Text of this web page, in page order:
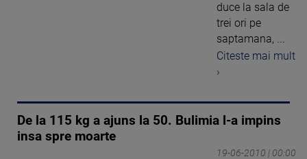
duce la sala de
trei ori pe
saptamana, ...
Citeste mai mult
›
De la 115 kg a ajuns la 50. Bulimia l-a impins
insa spre moarte
19-06-2010 | 00:00